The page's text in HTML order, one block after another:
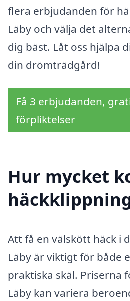
flera erbjudanden för
Läby och välja det
dig bäst. Låt oss hjälpa
din drömträdgård!
Få 3 erbjudanden,
förpliktelser
Hur mycket
Att få en välskött häck i
Läby är viktigt för både
praktiska skäl. Priserna
Läby kan variera